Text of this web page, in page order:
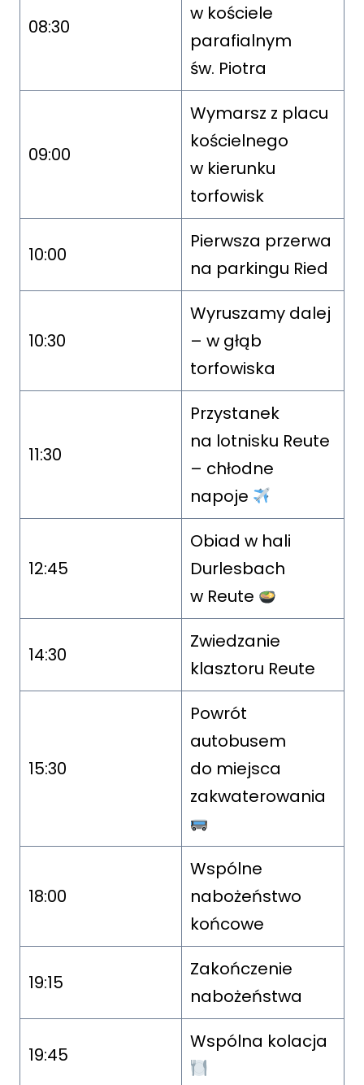
08:30
w kościele
parafialnym
św. Piotra
09:00
Wymarsz z placu
kościelnego
w kierunku
torfowisk
10:00
Pierwsza przerwa
na parkingu Ried
10:30
Wyruszamy dalej
– w głąb
torfowiska
11:30
Przystanek
na lotnisku Reute
– chłodne
napoje
12:45
Obiad w hali
Durlesbach
w Reute
14:30
Zwiedzanie
klasztoru Reute
15:30
Powrót
autobusem
do miejsca
zakwaterowania
18:00
Wspólne
nabożeństwo
końcowe
19:15
Zakończenie
nabożeństwa
19:45
Wspólna kolacja